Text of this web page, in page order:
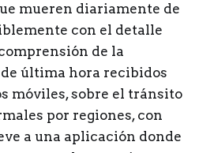
mueren diariamente de
con el detalle
de la
última hora recibidos
móviles, sobre el tránsito
por regiones, con
a una aplicación donde